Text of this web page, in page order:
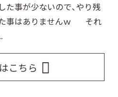
た事が少ないので、やり残
事はありませんｗ それ
こちら